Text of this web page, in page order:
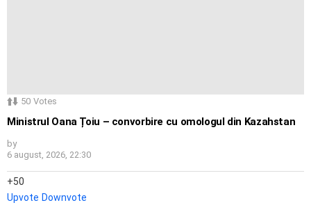
50 Votes
Ministrul Oana Țoiu – convorbire cu omologul din Kazahstan
by
6 august, 2026, 22:30
50
Upvote Downvote